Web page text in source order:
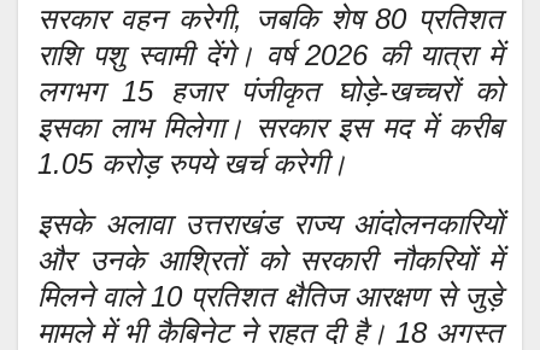
सरकार वहन करेगी, जबकि शेष 80 प्रतिशत
राशि पशु स्वामी देंगे। वर्ष 2026 की यात्रा में
लगभग 15 हजार पंजीकृत घोड़े-खच्चरों को
इसका लाभ मिलेगा। सरकार इस मद में करीब
1.05 करोड़ रुपये खर्च करेगी।
इसके अलावा उत्तराखंड राज्य आंदोलनकारियों
और उनके आश्रितों को सरकारी नौकरियों में
मिलने वाले 10 प्रतिशत क्षैतिज आरक्षण से जुड़े
मामले में भी कैबिनेट ने राहत दी है। 18 अगस्त